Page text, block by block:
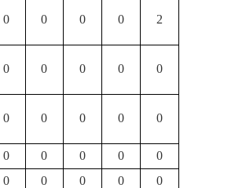
0 0 0 0 2
0 0 0 0 0
0 0 0 0 0
0 0 0 0
0
0 0 0 0
0